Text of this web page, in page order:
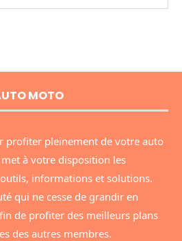
MOTO
profiter pleinement de votre auto
à votre disposition les
informations et solutions.
qui ne cesse de grandir en
de profiter des meilleurs plans
des autres membres.